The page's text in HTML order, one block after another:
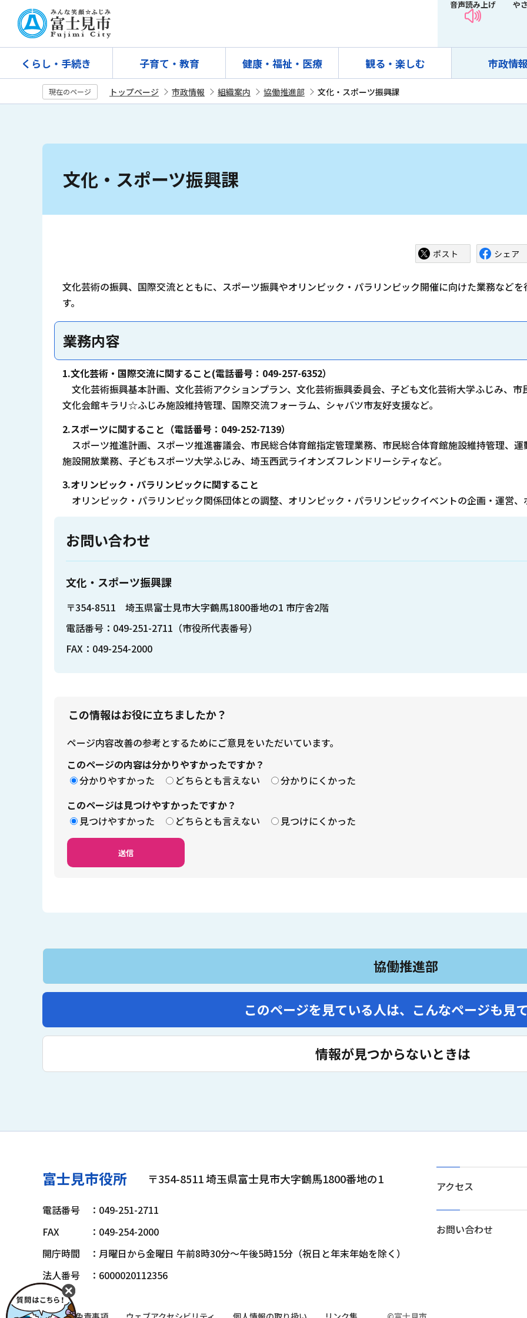
先
音声読み上げ や
くらし・手続き 子育て・教育 健康・福祉・医療 観る・楽しむ 市政情
現在のページ トップページ 市政情報 組織案内 協働推進部 文化・スポーツ振興課
文化・スポーツ振興課
文化芸術の振興、国際交流とともに、スポーツ振興やオリンピック・パラリンピック開催に向けた業務など
す。
業務内容
1.文化芸術・国際交流に関すること(電話番号：049-257-6352）
文化芸術振興基本計画、文化芸術アクションプラン、文化芸術振興委員会、子ども文化芸術大学ふじみ、
文化会館キラリ☆ふじみ施設維持管理、国際交流フォーラム、シャバツ市友好支援など。
2.スポーツに関すること（電話番号：049-252-7139）
スポーツ推進計画、スポーツ推進審議会、市民総合体育館指定管理業務、市民総合体育館施設維持管理、
施設開放業務、子どもスポーツ大学ふじみ、埼玉西武ライオンズフレンドリーシティなど。
3.オリンピック・パラリンピックに関すること
オリンピック・パラリンピック関係団体との調整、オリンピック・パラリンピックイベントの企画・運営
お問い合わせ
文化・スポーツ振興課
〒354-8511 埼玉県富士見市大字鶴馬1800番地の1 市庁舎2階
電話番号：049-251-2711（市役所代表番号）
FAX：049-254-2000
この情報はお役に立ちましたか？
ページ内容改善の参考とするためにご意見をいただいています。
このページの内容は分かりやすかったですか？
分かりやすかった
どちらとも言えない
分かりにくかった
このページは見つけやすかったですか？
見つけやすかった
どちらとも言えない 見つけにくかった
協働推進部
このページを見ている人は、 こんなページも見
情報が見つからないときは
富士見市役所 〒354-8511 埼玉県富士見市大字鶴馬1800番地の1
電話番号
：049-251-2711
FAX
：049-254-2000
開庁時間
：月曜日から金曜日 午前8時30分～午後5時15分（祝日と年末年始を除く）
法人番号
：6000020112356
アクセス
お問い合わせ